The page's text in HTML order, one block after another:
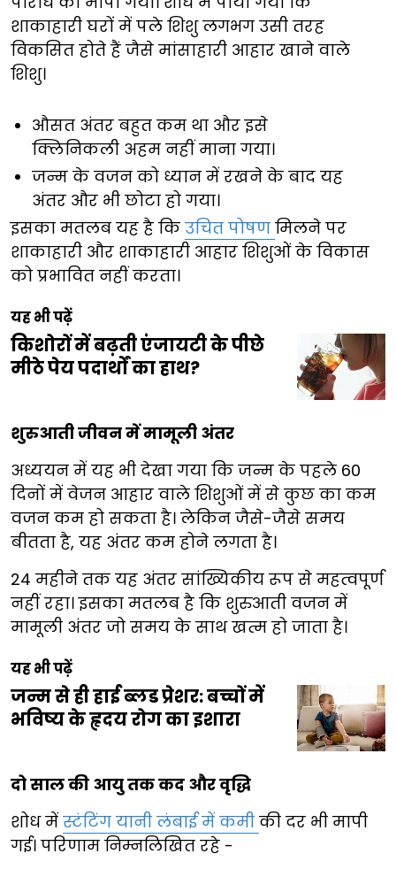
शाकाहारी घरों में पले शिशु लगभग उसी तरह
विकसित होते हैं जैसे मांसाहारी आहार खाने वाले
शिशु।
औसत अंतर बहुत कम था और इसे
क्लिनिकली अहम नहीं माना गया।
जन्म के वजन को ध्यान में रखने के बाद यह
अंतर और भी छोटा हो गया।
इसका मतलब यह है कि उचित पोषण मिलने पर
शाकाहारी और शाकाहारी आहार शिशुओं के विकास
को प्रभावित नहीं करता।
यह भी पढ़ें
किशोरों में बढ़ती एंजायटी के पीछे
मीठे पेय पदार्थों का हाथ?
शुरुआती जीवन में मामूली अंतर
अध्ययन में यह भी देखा गया कि जन्म के पहले 60
दिनों में वेजन आहार वाले शिशुओं में से कुछ का कम
वजन कम हो सकता है। लेकिन जैसे-जैसे समय
बीतता है, यह अंतर कम होने लगता है।
24 महीने तक यह अंतर सांख्यिकीय रूप से महत्वपूर्ण
नहीं रहा। इसका मतलब है कि शुरुआती वजन में
मामूली अंतर जो समय के साथ खत्म हो जाता है।
यह भी पढ़ें
जन्म से ही हाई ब्लड प्रेशर: बच्चों में
भविष्य के हृदय रोग का इशारा
दो साल की आयु तक कद और वृद्धि
शोध में स्टंटिंग यानी लंबाई में कमी की दर भी मापी
गई। परिणाम निम्नलिखित रहे -